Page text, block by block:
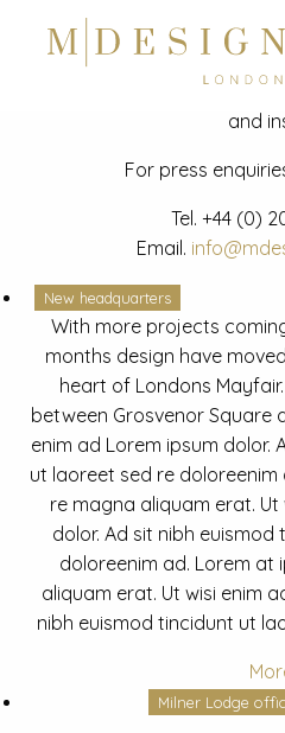
Latest mdesign
and
For press
Tel. +44 (0)
Email.
New headquarters
With more projects
months design have
heart of Londons
between Grosvenor Square
enim ad Lorem ipsum dolor.
ut laoreet sed re
re magna aliquam erat. Ut
dolor. Ad sit nibh
doloreenim ad. Lorem at
aliquam erat. Ut wisi enim
nibh euismod tincidunt ut
Milner Lodge